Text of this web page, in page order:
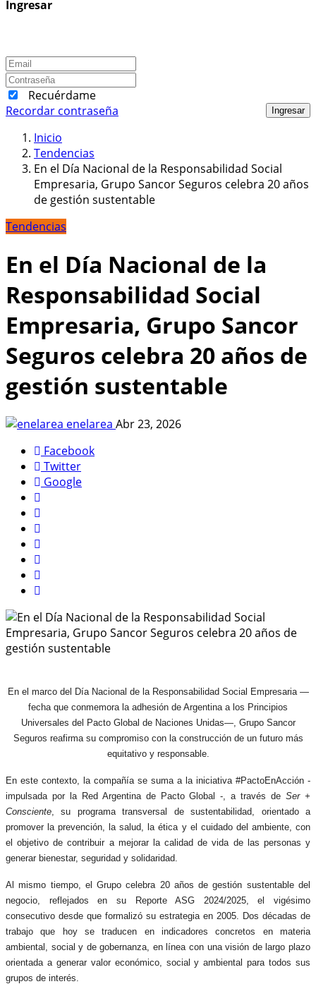
Ingresar
Recuérdame
Ingresar
Recordar contraseña
Inicio
Tendencias
En el Día Nacional de la Responsabilidad Social
Empresaria, Grupo Sancor Seguros celebra 20 años
de gestión sustentable
Tendencias
En el Día Nacional de la
Responsabilidad Social
Empresaria, Grupo Sancor
Seguros celebra 20 años de
gestión sustentable
enelarea Abr 23, 2026
Facebook
Twitter
Google
En el marco del Día Nacional de la Responsabilidad Social Empresaria —
fecha que conmemora la adhesión de Argentina a los Principios
Universales del Pacto Global de Naciones Unidas—, Grupo Sancor
Seguros reafirma su compromiso con la construcción de un futuro más
equitativo y responsable.
En este contexto, la compañía se suma a la iniciativa #PactoEnAcción -
impulsada por la Red Argentina de Pacto Global -, a través deSer +
Consciente , su programa transversal de sustentabilidad, orientado a
promover la prevención, la salud, la ética y el cuidado del ambiente, con
el objetivo de contribuir a mejorar la calidad de vida de las personas y
generar bienestar, seguridad y solidaridad.
Al mismo tiempo, el Grupo celebra 20 años de gestión sustentable del
negocio, reflejados en su Reporte ASG 2024/2025, el vigésimo
consecutivo desde que formalizó su estrategia en 2005. Dos décadas de
trabajo que hoy se traducen en indicadores concretos en materia
ambiental, social y de gobernanza, en línea con una visión de largo plazo
orientada a generar valor económico, social y ambiental para todos sus
grupos de interés.